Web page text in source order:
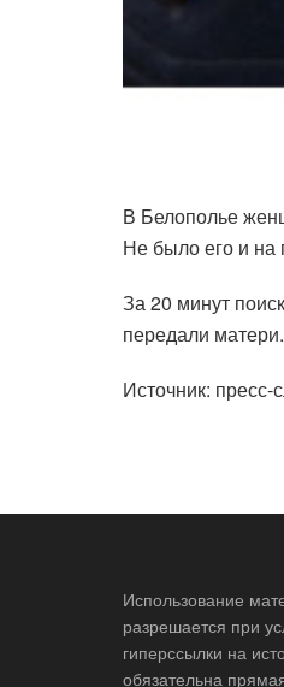
В Белополье
Не было его и
За 20 минут
передали матери.
Источник:
Использование
разрешается при
гиперссылки на
обязательна